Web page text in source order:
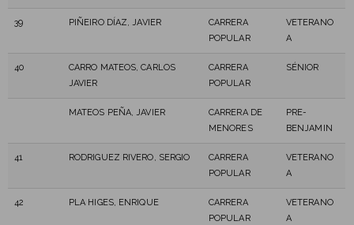
39 PIÑEIRO DÍAZ, JAVIER
CARRERA
POPULAR
VETERANO
A
40
CARRO MATEOS, CARLOS
JAVIER
CARRERA
POPULAR
SÉNIOR
MATEOS PEÑA, JAVIER
CARRERA DE
MENORES
PRE-
BENJAMIN
41 RODRIGUEZ RIVERO, SERGIO
CARRERA
POPULAR
VETERANO
A
42 PLA HIGES, ENRIQUE
CARRERA
POPULAR
VETERANO
A